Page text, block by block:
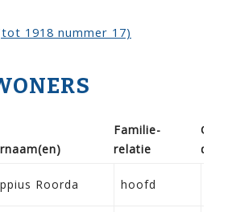
1918 nummer 17)
Familie­
relatie
doop
Roorda hoofd